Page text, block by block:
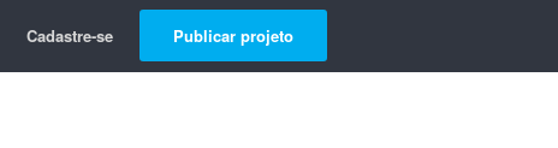
Cadastre-se Publicar projeto